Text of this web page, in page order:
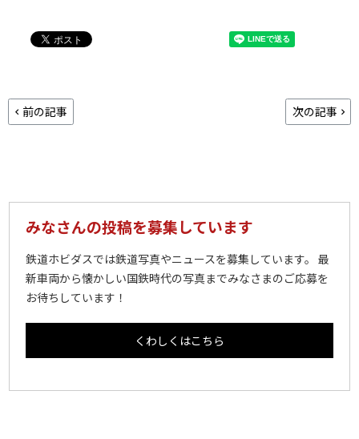
前の記事 次の記事
みなさんの投稿を募集しています
鉄道ホビダスでは鉄道写真やニュースを募集しています。 最
新車両から懐かしい国鉄時代の写真までみなさまのご応募を
お待ちしています！
くわしくはこちら